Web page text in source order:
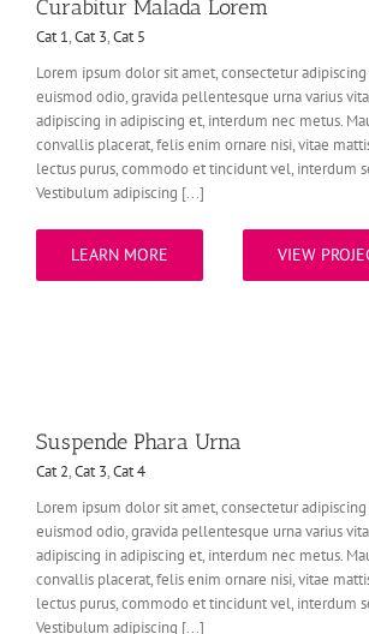
Curabitur Malada Lorem
Cat 1,Cat 3,Cat 5
Lorem ipsum dolor sit amet, consectetur
euismod odio, gravida pellentesque urna varius
adipiscing in adipiscing et, interdum nec metus.
convallis placerat, felis enim ornare nisi, vitae
lectus purus, commodo et tincidunt vel, interdum
Vestibulum adipiscing [...]
LEARN MORE VIEW
Suspende Phara Urna
Cat 2,Cat 3,Cat 4
Lorem ipsum dolor sit amet, consectetur
euismod odio, gravida pellentesque urna varius
adipiscing in adipiscing et, interdum nec metus.
convallis placerat, felis enim ornare nisi, vitae
lectus purus, commodo et tincidunt vel, interdum
Vestibulum adipiscing [...]